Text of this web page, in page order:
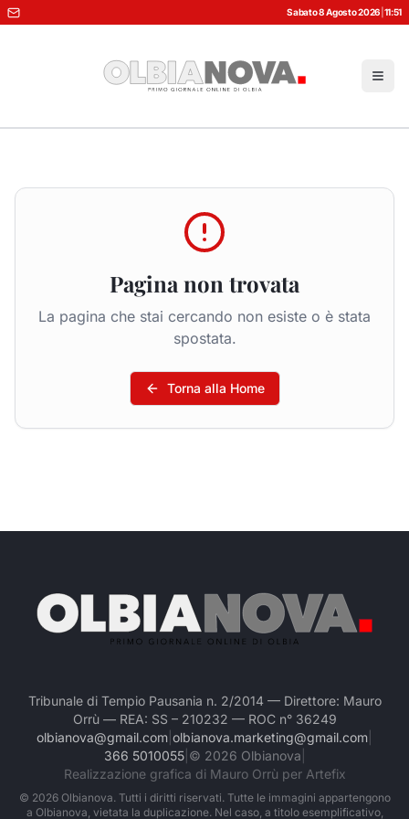
Sabato 8 Agosto 2026 11:51
Pagina non trovata
La pagina che stai cercando non esiste o è stata
spostata.
Torna alla Home
Tribunale di Tempio Pausania n. 2/2014 — Direttore: Mauro
Orrù — REA: SS – 210232 — ROC n° 36249
olbianova@gmail.com olbianova.marketing@gmail.com
366 5010055| © 2026 Olbianova
Realizzazione grafica di Mauro Orrù per Artefix
© 2026Olbianova. Tutti i diritti riservati. Tutte le immagini appartengono
a Olbianova, vietata la duplicazione. Nel caso, a titolo esemplificativo,